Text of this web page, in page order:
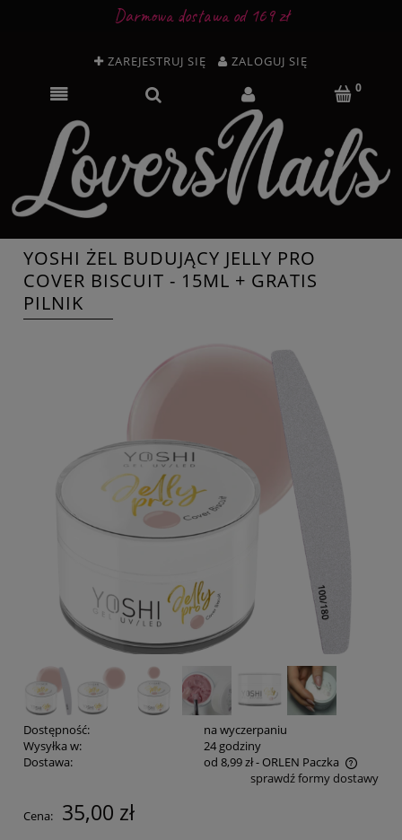
Darmowa dostawa od 169 zł
ZAREJESTRUJ SIĘ ZALOGUJ SIĘ
YOSHI ŻEL BUDUJĄCY JELLY PRO
COVER BISCUIT - 15ML + GRATIS
PILNIK
Dostępność:
na wyczerpaniu
Wysyłka w:
24 godziny
Dostawa:
od 8,99 zł- ORLEN Paczka
Cena nie zawiera ewentualnych kosztów płatnościsprawdź formy dostawy
Cena: 35,00 zł